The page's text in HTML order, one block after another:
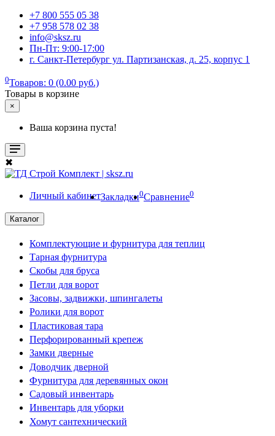
+7 800 555 05 38
+7 958 578 02 38
info@sksz.ru
Пн-Пт: 9:00-17:00
г. Санкт-Петербург ул. Партизанская, д. 25, корпус 1
0Товаров: 0 (0.00 руб.)
Товары в корзине
×
Ваша корзина пуста!
✖
Личный кабинетЗакладки0Сравнение0
Каталог
Комплектующие и фурнитура для теплиц
Тарная фурнитура
Скобы для бруса
Петли для ворот
Засовы, задвижки, шпингалеты
Ролики для ворот
Пластиковая тара
Перфорированный крепеж
Замки дверные
Доводчик дверной
Фурнитура для деревянных окон
Садовый инвентарь
Инвентарь для уборки
Хомут сантехнический